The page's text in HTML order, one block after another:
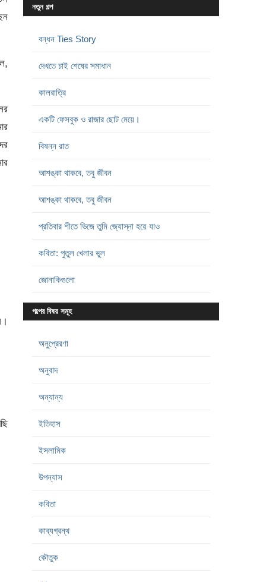
নতুন গল্প
বন্ধন Ties Story
দেখতে চাই শেষের সমাধান
কালরাত্রি
একটি ফেসবুক ও রাজার ছোট মেয়ে।
বিষন্ন রাত
আশঙ্কা থাকবে, তবু জীবন
আশঙ্কা থাকবে, তবু জীবন
প্রতিবার শীতে ভিজে তুমি জ্যোস্না হয়ে যাও
কবিতা: পুতুল খেলার ভুল
জোনাকিগুলো
গল্পের বিষয় সমূহ
অনুপ্রেরণা
অনুবাদ
অন্যান্য
ইতিহাস
ইসলামিক
উপন্যাস
কবিতা
কাব্যগ্রন্থ
কৌতুক